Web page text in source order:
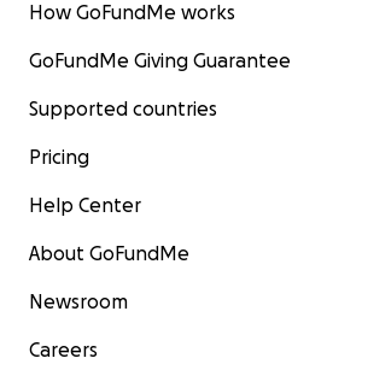
How GoFundMe works
GoFundMe Giving Guarantee
Supported countries
Pricing
Help Center
About GoFundMe
Newsroom
Careers